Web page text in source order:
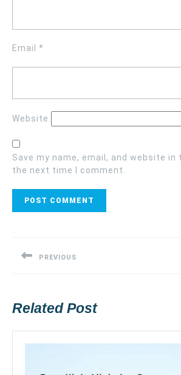
Email *
Website
Save my name, email, and website
the next time I comment.
PREVIOUS
Related Post